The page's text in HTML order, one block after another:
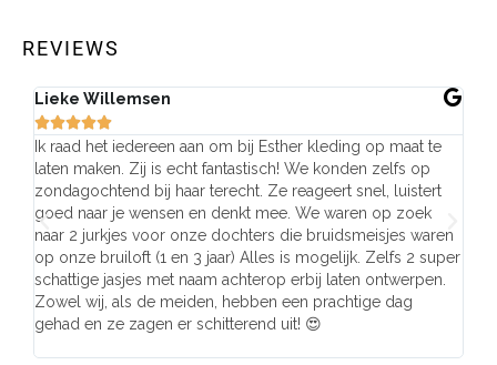
REVIEWS
Lieke Willemsen

Ik raad het iedereen aan om bij Esther kleding op maat te
laten maken. Zij is echt fantastisch! We konden zelfs op
zondagochtend bij haar terecht. Ze reageert snel, luistert
goed naar je wensen en denkt mee. We waren op zoek
naar 2 jurkjes voor onze dochters die bruidsmeisjes waren
op onze bruiloft (1 en 3 jaar) Alles is mogelijk. Zelfs 2 super
schattige jasjes met naam achterop erbij laten ontwerpen.
Zowel wij, als de meiden, hebben een prachtige dag
gehad en ze zagen er schitterend uit! 😍